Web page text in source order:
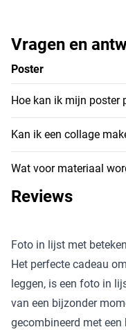
Vragen en
Poster
Hoe kan ik mijn poster
Kan ik een collage
Wat voor materiaal
Reviews
Foto in lijst met
Het perfecte cadeau
leggen, is een foto in
van een bijzonder
gecombineerd met